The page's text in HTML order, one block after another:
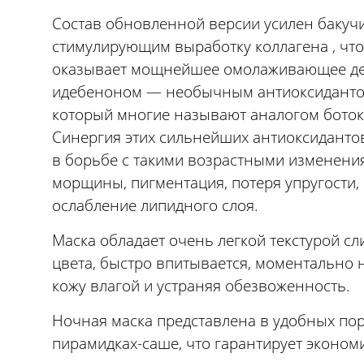
Состав обновленной версии усилен
стимулирующим выработку коллагена , что
оказывает мощнейшее омолаживающее
идебеноном — необычным
который многие называют аналогом
Синергия этих сильнейших
в борьбе с такими возрастными
морщины, пигментация, потеря упругости,
ослабление липидного слоя.
Маска обладает очень легкой текстурой
цвета, быстро впитывается, моментально
кожу влагой и устраняя обезвоженность.
Ночная маска представлена в удобных
пирамидках-саше, что гарантирует